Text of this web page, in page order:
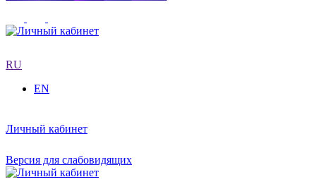
RU
EN
Личный кабинет
Версия для слабовидящих